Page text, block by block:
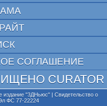
СОГЛАШЕНИЕ
CURATOR
издание "3ДНьюс" | Свидетельство о
ФС 77-22224